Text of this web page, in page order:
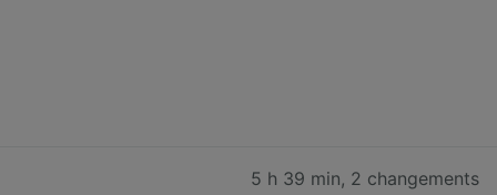
5 h 39 min, 2 changements